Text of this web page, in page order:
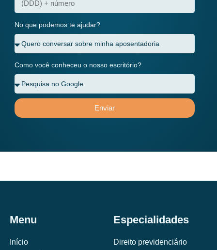
No que podemos te ajudar?
Como você conheceu o nosso escritório?
Enviar
Menu
Início
Especialidades
Direito previdenciário